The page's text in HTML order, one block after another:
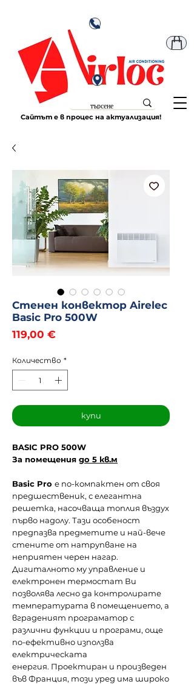
Сайтът е в процес на актуализация!
Стенен конвектор Airelec
Basic Pro 500W
119,00 €Цена
Количество *
купи
BASIC PRO 500W
За помещения до 5 кв.м
Basic Pro е по-компактен от своя
предшественик, с елегантна
решетка, насочваща топлия въздух
първо надолу. Тази особеност
предпазва предметите и най-вече
стените от натрупване на
неприятен черен нагар.
Дигиталното му управление и
електронен термостат Ви
позволява лесно да контролирате
температурата в помещението, а
вграденият програматор с
различни функции и програми, още
по-ефективно използва
електрическата
енергия. Проектиран и произведен
във Франция, този уред има широко